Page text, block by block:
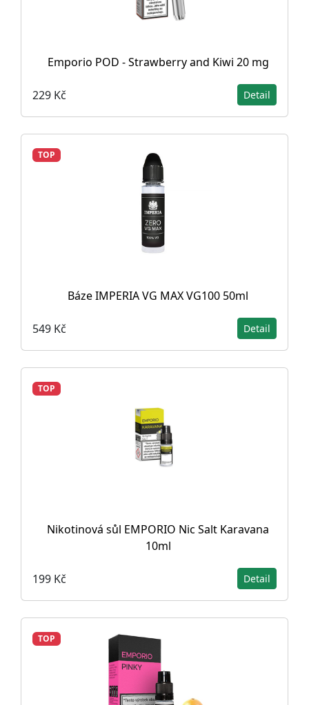
Emporio POD - Strawberry and Kiwi 20 mg
229 Kč Detail
TOP
Báze IMPERIA VG MAX VG100 50ml
549 Kč Detail
TOP
Nikotinová sůl EMPORIO Nic Salt Karavana
10ml
199 Kč Detail
TOP